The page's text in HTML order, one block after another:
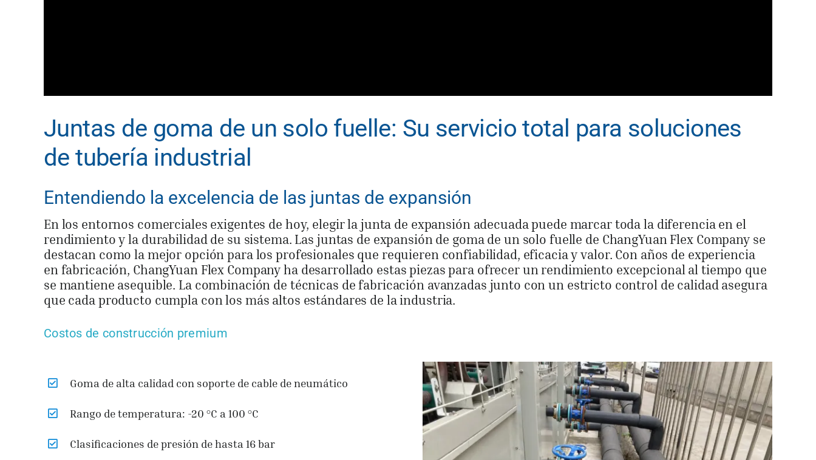
Juntas de goma de un solo fuelle: Su servicio total para soluciones
de tubería industrial
Entendiendo la excelencia de las juntas de expansión
En los entornos comerciales exigentes de hoy, elegir la junta de expansión adecuada puede marcar toda la diferencia en el
rendimiento y la durabilidad de su sistema. Las juntas de expansión de goma de un solo fuelle de ChangYuan Flex Company se
destacan como la mejor opción para los profesionales que requieren confiabilidad, eficacia y valor. Con años de experiencia
en fabricación, ChangYuan Flex Company ha desarrollado estas piezas para ofrecer un rendimiento excepcional al tiempo que
se mantiene asequible. La combinación de técnicas de fabricación avanzadas junto con un estricto control de calidad asegura
que cada producto cumpla con los más altos estándares de la industria.
Costos de construcción premium
Goma de alta calidad con soporte de cable de neumático
Rango de temperatura: -20 °C a 100 °C
Clasificaciones de presión de hasta 16 bar